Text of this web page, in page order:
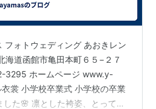
フォトウェディング あおきレン
道函館市亀田本町６５−２７
3295 ホームページ www.y-
裳 小学校卒業式 小学校の卒業
た🌸 凛とした袴姿、とっても